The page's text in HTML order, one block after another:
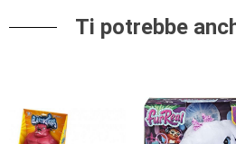
Ti potrebbe